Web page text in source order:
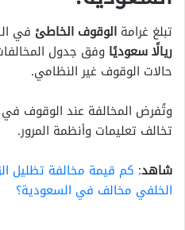
تبلغ غرامة الوقوف الخاطئ في
ريالًا سعوديًا وفق جدول
حالات الوقوف غير النظامي.
وتُفرض المخالفة عند الوقوف
تخالف تعليمات وأنظمة المرور.
شاهد: كم قيمة مخالفة تظليل
الخلفي مخالف في السعودية؟